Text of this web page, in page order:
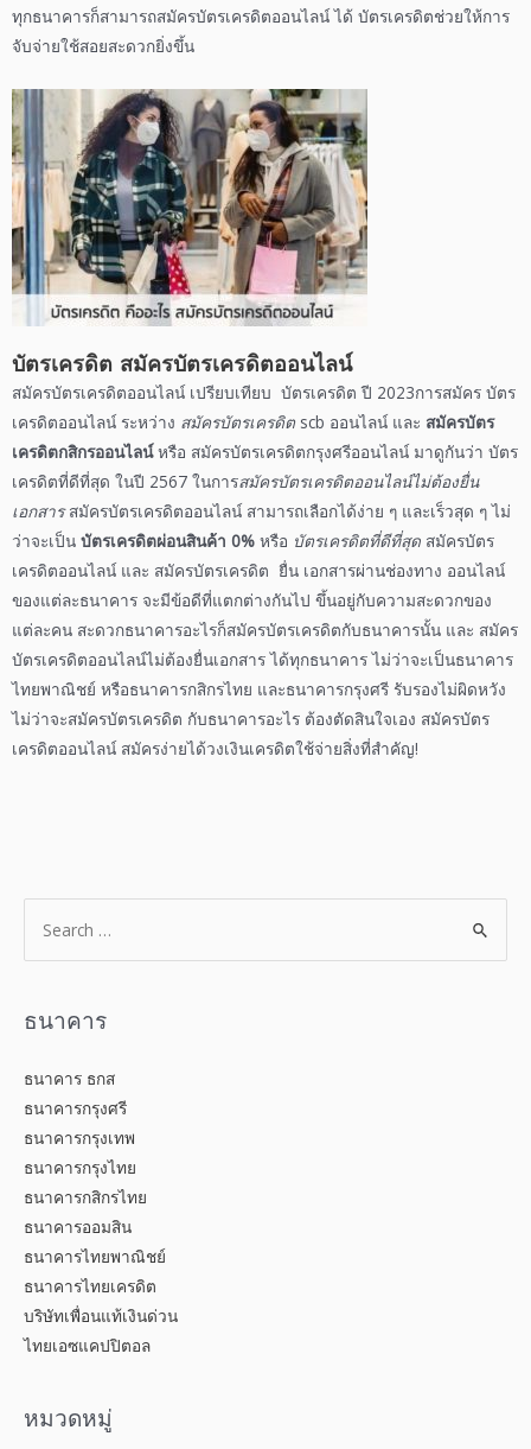
ทุกธนาคารก็สามารถสมัครบัตรเครดิตออนไลน์ได้ บัตรเครดิตช่วยให้การ
จับจ่ายใช้สอยสะดวกยิ่งขึ้น
บัตรเครดิต สมัครบัตรเครดิตออนไลน์
สมัครบัตรเครดิตออนไลน์ เปรียบเทียบ บัตรเครดิต ปี 2023การสมัคร บัตร
เครดิตออนไลน์ ระหว่าง สมัครบัตรเครดิตscb ออนไลน์ และ สมัครบัตร
เครดิตกสิกรออนไลน์หรือ สมัครบัตรเครดิตกรุงศรีออนไลน์ มาดูกันว่า บัตร
เครดิตที่ดีที่สุด ในปี 2567 ในการสมัครบัตรเครดิตออนไลน์ไม่ต้องยื่น
เอกสารสมัครบัตรเครดิตออนไลน์ สามารถเลือกได้ง่าย ๆ และเร็วสุด ๆ ไม่
ว่าจะเป็น บัตรเครดิตผ่อนสินค้า 0% หรือ บัตรเครดิตที่ดีที่สุด สมัครบัตร
เครดิตออนไลน์ และ สมัครบัตรเครดิต ยื่น เอกสารผ่านช่องทาง ออนไลน์
ของแต่ละธนาคาร จะมีข้อดีที่แตกต่างกันไป ขึ้นอยู่กับความสะดวกของ
แต่ละคน สะดวกธนาคารอะไรก็สมัครบัตรเครดิตกับธนาคารนั้น และ สมัคร
บัตรเครดิตออนไลน์ไม่ต้องยื่นเอกสารได้ทุกธนาคาร ไม่ว่าจะเป็นธนาคาร
ไทยพาณิชย์ หรือธนาคารกสิกรไทย และธนาคารกรุงศรี รับรองไม่ผิดหวัง
ไม่ว่าจะสมัครบัตรเครดิต กับธนาคารอะไร ต้องตัดสินใจเอง สมัครบัตร
เครดิตออนไลน์ สมัครง่ายได้วงเงินเครดิตใช้จ่ายสิ่งที่สำคัญ!
ธนาคาร
ธนาคาร ธกส
ธนาคารกรุงศรี
ธนาคารกรุงเทพ
ธนาคารกรุงไทย
ธนาคารกสิกรไทย
ธนาคารออมสิน
ธนาคารไทยพาณิชย์
ธนาคารไทยเครดิต
บริษัทเพื่อนแท้เงินด่วน
ไทยเอซแคปปิตอล
หมวดหมู่